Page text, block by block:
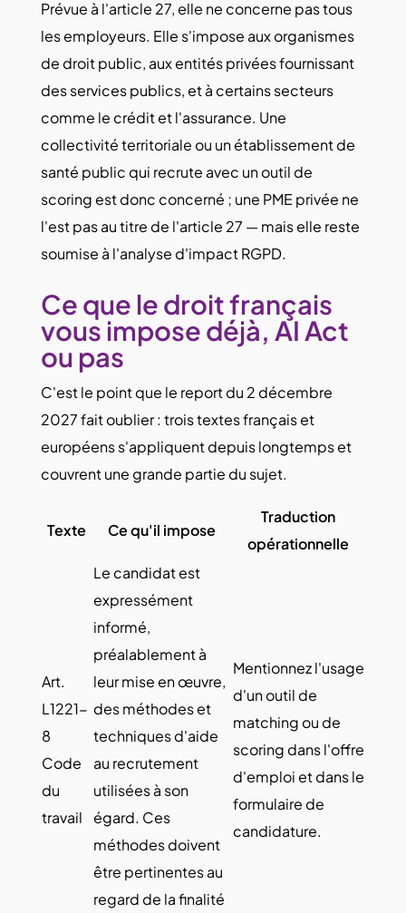
Prévue à l'article 27, elle ne concerne pas tous
les employeurs. Elle s'impose aux organismes
de droit public, aux entités privées fournissant
des services publics, et à certains secteurs
comme le crédit et l'assurance. Une
collectivité territoriale ou un établissement de
santé public qui recrute avec un outil de
scoring est donc concerné ; une PME privée ne
l'est pas au titre de l'article 27 — mais elle reste
soumise à l'analyse d'impact RGPD.
Ce que le droit français
vous impose déjà, AI Act
ou pas
C'est le point que le report du 2 décembre
2027 fait oublier : trois textes français et
européens s'appliquent depuis longtemps et
couvrent une grande partie du sujet.
Texte Ce qu'il impose
Traduction
opérationnelle
Art.
L1221-
8
Code
du
travail
Le candidat est
expressément
informé,
préalablement à
leur mise en œuvre,
des méthodes et
techniques d'aide
au recrutement
utilisées à son
égard. Ces
méthodes doivent
être pertinentes au
regard de la finalité
Mentionnez l'usage
d'un outil de
matching ou de
scoring dans l'offre
d'emploi et dans le
formulaire de
candidature.